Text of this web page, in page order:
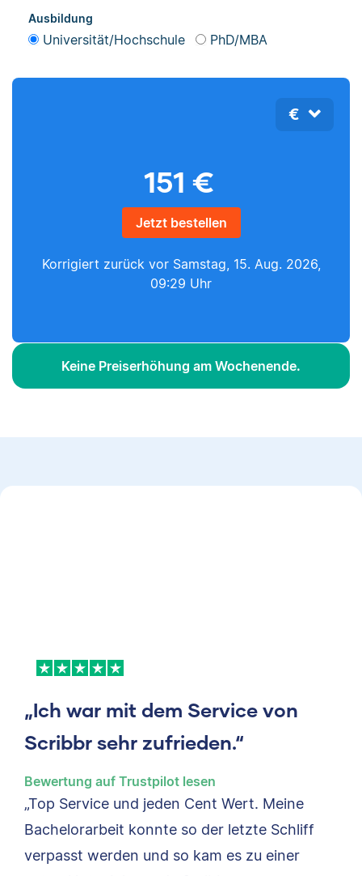
Ausbildung
Universität/Hochschule PhD/MBA
€
151 €
Jetzt bestellen
Korrigiert zurück vor Samstag, 15. Aug. 2026,
09:29 Uhr
Keine Preiserhöhung am Wochenende.
„Ich war mit dem Service von
Scribbr sehr zufrieden.“
Bewertung auf Trustpilot lesen
„Top Service und jeden Cent Wert. Meine
Bachelorarbeit konnte so der letzte Schliff
verpasst werden und so kam es zu einer